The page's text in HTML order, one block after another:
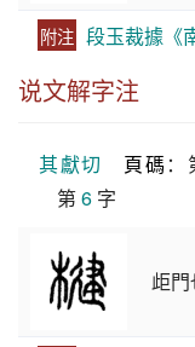
附注 段玉裁據《
说文解字注
其獻切 頁碼 ：
第 6 字
歫門